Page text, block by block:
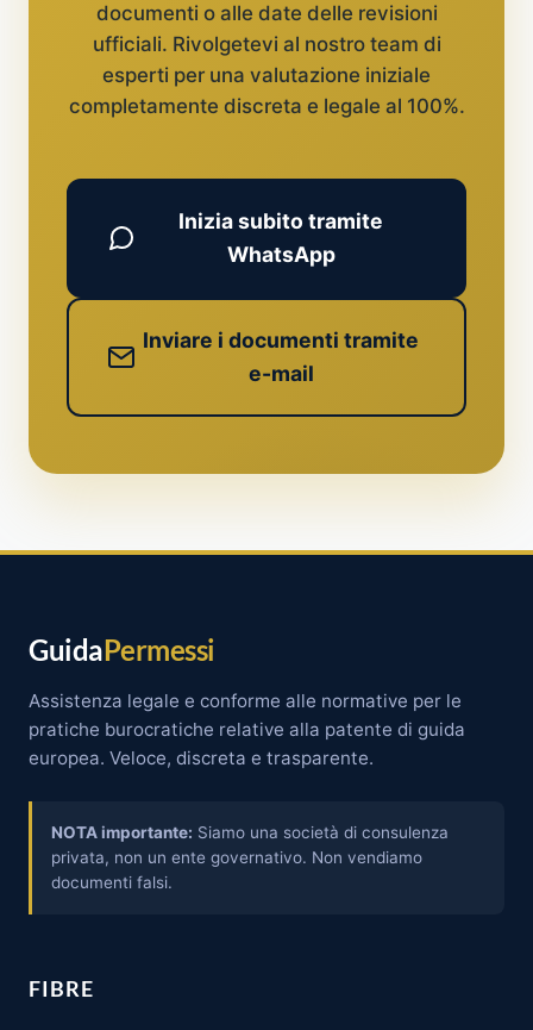
documenti o alle date delle revisioni
ufficiali. Rivolgetevi al nostro team di
esperti per una valutazione iniziale
completamente discreta e legale al 100%.
Inizia subito tramite
WhatsApp
Inviare i documenti tramite
e-mail
GuidaPermessi
Assistenza legale e conforme alle normative per le
pratiche burocratiche relative alla patente di guida
europea. Veloce, discreta e trasparente.
NOTA importante: Siamo una società di consulenza
privata, non un ente governativo. Non vendiamo
documenti falsi.
FIBRE